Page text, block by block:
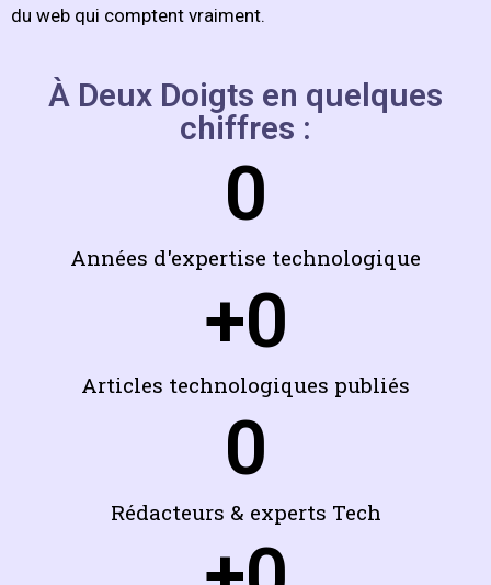
du web qui comptent vraiment.
À Deux Doigts en quelques
chiffres :
Années d'expertise technologique
0
Articles technologiques publiés
+0
Rédacteurs & experts Tech
0